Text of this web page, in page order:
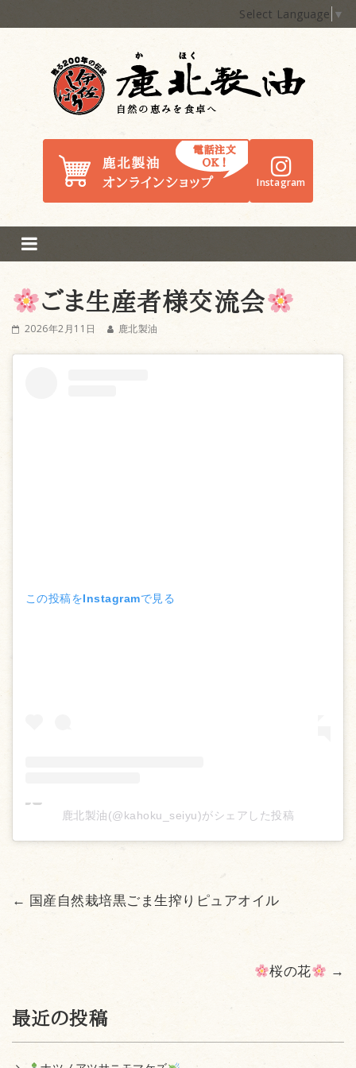
Select Language ▼
Instagram
ごま生産者様交流会
2026年2月11日 鹿北製油
この投稿をInstagramで見る
鹿北製油(@kahoku_seiyu)がシェアした投稿
← 国産自然栽培黒ごま生搾りピュアオイル
桜の花 →
最近の投稿